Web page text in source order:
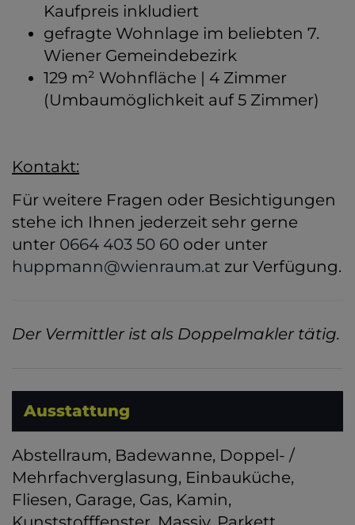
Kaufpreis inkludiert
gefragte Wohnlage im beliebten 7.
Wiener Gemeindebezirk
129 m² Wohnfläche | 4 Zimmer
(Umbaumöglichkeit auf 5 Zimmer)
Kontakt:
Für weitere Fragen oder Besichtigungen
stehe ich Ihnen jederzeit sehr gerne
unter 0664 403 50 60 oder unter
huppmann@wienraum.at zur Verfügung.
Der Vermittler ist als Doppelmakler tätig.
Ausstattung
Abstellraum Badewanne Doppel- /
Mehrfachverglasung Einbauküche
Fliesen Garage Gas Kamin